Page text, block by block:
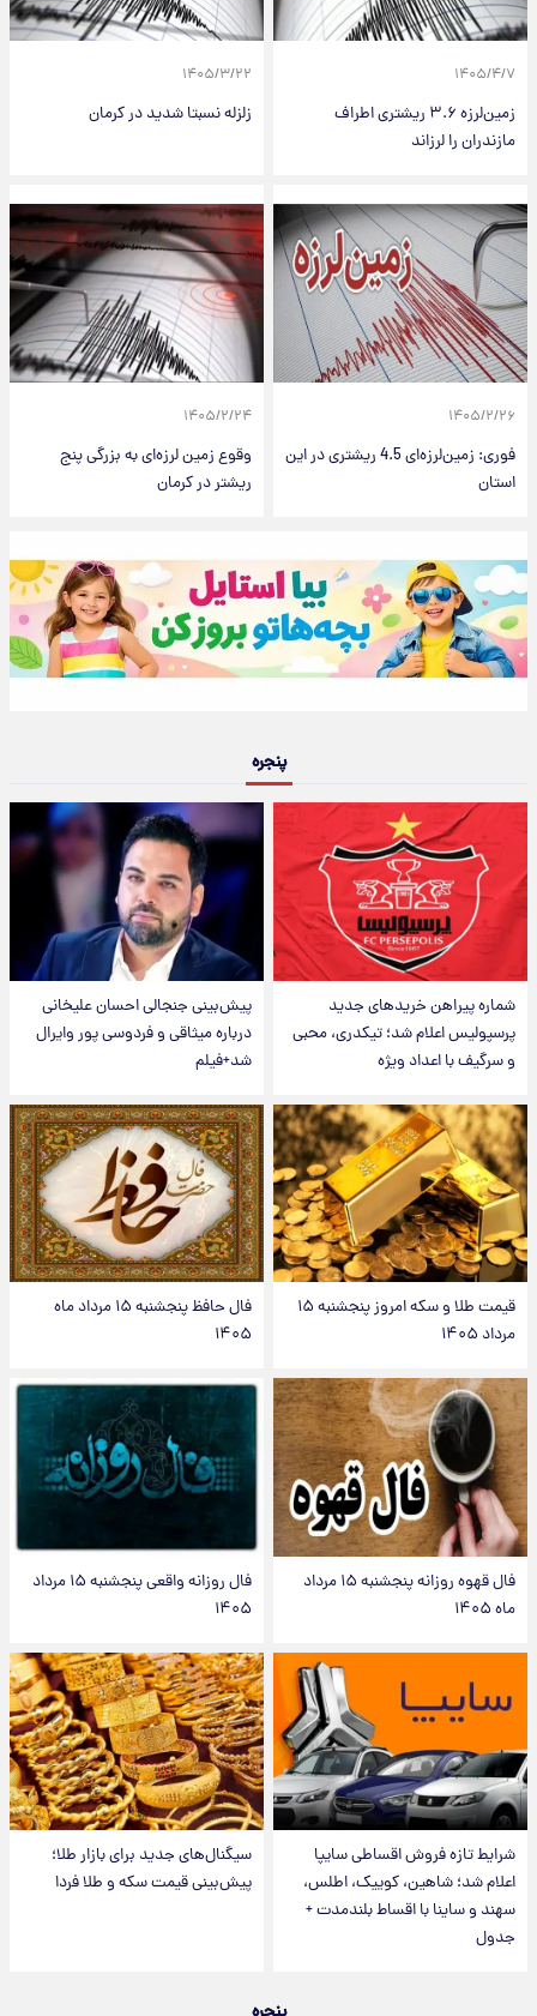
۱۴۰۵/۴/۷
زمین‌لرزه ۳.۶ ریشتری اطراف
مازندران را لرزاند
۱۴۰۵/۳/۲۲
زلزله نسبتا شدید در کرمان
۱۴۰۵/۲/۲۶
فوری: زمین‌لرزه‌ای 4.5 ریشتری در این
استان
۱۴۰۵/۲/۲۴
وقوع زمین لرزه‌ای به بزرگی پنج
ریشتر در کرمان
پنجره
شماره پیراهن خریدهای جدید
پرسپولیس اعلام شد؛ تیکدری، محبی
و سرگیف با اعداد ویژه
پیش‌بینی جنجالی احسان علیخانی
درباره میثاقی و فردوسی پور وایرال
شد+فیلم
قیمت طلا و سکه امروز پنجشنبه ۱۵
مرداد ۱۴۰۵
فال حافظ پنجشنبه ۱۵ مرداد ماه
۱۴۰۵
فال قهوه روزانه پنجشنبه ۱۵ مرداد
ماه ۱۴۰۵
فال روزانه واقعی پنجشنبه ۱۵ مرداد
۱۴۰۵
شرایط تازه فروش اقساطی سایپا
اعلام شد؛ شاهین، کوییک، اطلس،
سهند و ساینا با اقساط بلندمدت +
جدول
سیگنال‌های جدید برای بازار طلا؛
پیش‌بینی قیمت سکه و طلا فردا